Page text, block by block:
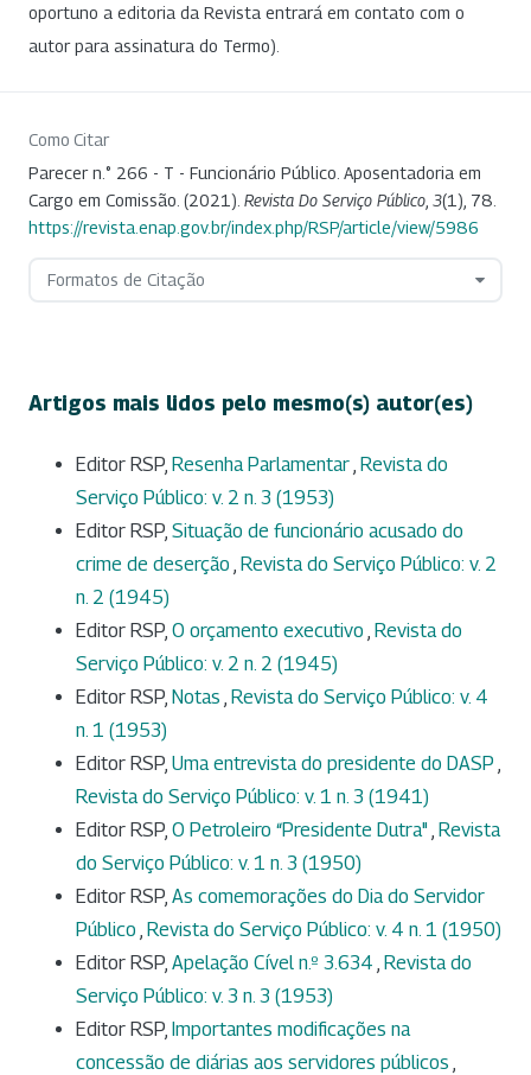
oportuno a editoria da Revista entrará em contato com o
autor para assinatura do Termo).
Como Citar
Parecer n.° 266 - T - Funcionário Público. Aposentadoria em
Cargo em Comissão. (2021). Revista Do Serviço Público 3(1), 78.
https://revista.enap.gov.br/index.php/RSP/article/view/5986
Formatos de Citação
Artigos mais lidos pelo mesmo(s) autor(es)
Editor RSP, Resenha Parlamentar Revista do
Serviço Público: v. 2 n. 3 (1953)
Editor RSP, Situação de funcionário acusado do
crime de deserção Revista do Serviço Público: v. 2
n. 2 (1945)
Editor RSP, O orçamento executivo Revista do
Serviço Público: v. 2 n. 2 (1945)
Editor RSP, Notas Revista do Serviço Público: v. 4
n. 1 (1953)
Editor RSP, Uma entrevista do presidente do DASP
Revista do Serviço Público: v. 1 n. 3 (1941)
Editor RSP, O Petroleiro “Presidente Dutra" Revista
do Serviço Público: v. 1 n. 3 (1950)
Editor RSP, As comemorações do Dia do Servidor
Público Revista do Serviço Público: v. 4 n. 1 (1950)
Editor RSP, Apelação Cível n.º 3.634 Revista do
Serviço Público: v. 3 n. 3 (1953)
Editor RSP, Importantes modificações na
concessão de diárias aos servidores públicos